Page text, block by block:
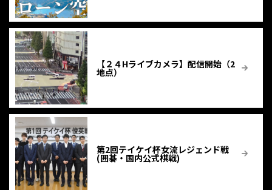
【２４Hライブカメラ】配信開始（2
地点）
第2回テイケイ杯女流レジェンド戦
(囲碁・国内公式棋戦)